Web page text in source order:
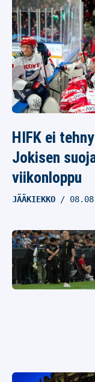
HIFK ei
Jokisen
viikonloppu
JÄÄKIEKKO